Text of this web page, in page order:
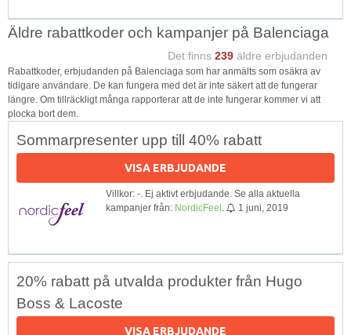
Äldre rabattkoder och kampanjer på Balenciaga
Det finns 239 äldre erbjudanden
Rabattkoder, erbjudanden på Balenciaga som har anmälts som osäkra av
tidigare användare. De kan fungera med det är inte säkert att de fungerar
längre. Om tillräckligt många rapporterar att de inte fungerar kommer vi att
plocka bort dem.
Sommarpresenter upp till 40% rabatt
VISA ERBJUDANDE
Villkor: -. Ej aktivt erbjudande. Se alla aktuella
kampanjer från: NordicFeel 1 juni, 2019
20% rabatt på utvalda produkter från Hugo
Boss & Lacoste
VISA ERBJUDANDE